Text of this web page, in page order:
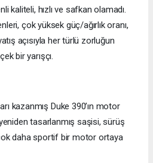
kaliteli, hızlı ve safkan olamadı.
çok yüksek güç/ağırlık oranı,
açısıyla her türlü zorluğun
bir yarışçı.
kazanmış Duke 390’ın motor
tasarlanmış saşisi, sürüş
daha sportif bir motor ortaya